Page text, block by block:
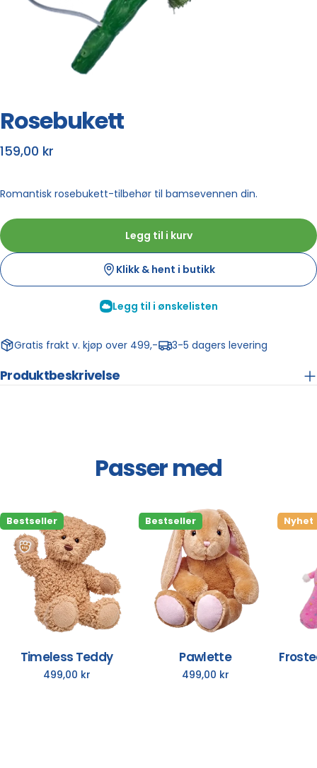
Rosebukett
Normalpris
159,00 kr
Romantisk rosebukett-tilbehør til bamsevennen din.
Legg til i kurv
Klikk & hent i butikk
Hent ferdig i butikk Bygg i butikk
Click & Collect Sandvika
Normalt klar innen 24 timer
Utsolgt
Info+
Legg til i ønskelisten
Gratis frakt v. kjøp over 499,- 3-5 dagers levering
Produktbeskrivelse
Passer med
Bestseller
Timeless Teddy
Normalpris
499,00 kr
Bestseller
Pawlette
Normalpris
499,00 kr
Nyhet